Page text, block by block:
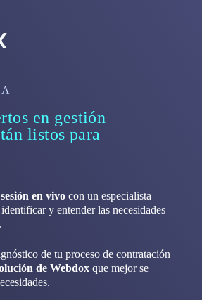
en gestión
listos para
en vivo con un especialista
y entender las necesidades
de tu proceso de contratación
de Webdox que mejor se